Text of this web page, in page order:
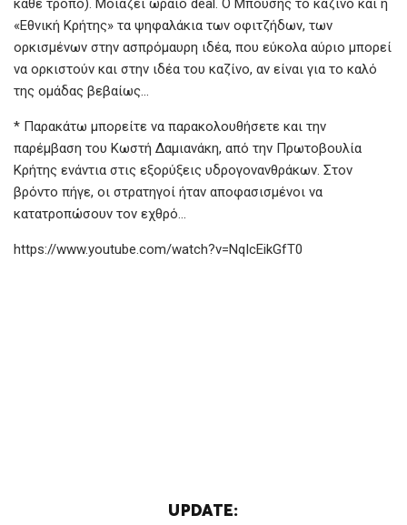
κάθε τρόπο). Μοιάζει ωραίο deal. Ο Μπούσης το καζίνο και η
«Εθνική Κρήτης» τα ψηφαλάκια των οφιτζήδων, των
ορκισμένων στην ασπρόμαυρη ιδέα, που εύκολα αύριο μπορεί
να ορκιστούν και στην ιδέα του καζίνο, αν είναι για το καλό
της ομάδας βεβαίως…
* Παρακάτω μπορείτε να παρακολουθήσετε και την
παρέμβαση του Κωστή Δαμιανάκη, από την Πρωτοβουλία
Κρήτης ενάντια στις εξορύξεις υδρογονανθράκων. Στον
βρόντο πήγε, οι στρατηγοί ήταν αποφασισμένοι να
κατατροπώσουν τον εχθρό…
https://www.youtube.com/watch?v=NqIcEikGfT0
UPDATE: